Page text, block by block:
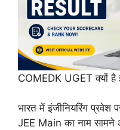
COMEDK UGET क्यों है
भारत में इंजीनियरिंग प्रवेश
JEE Main का नाम सामने